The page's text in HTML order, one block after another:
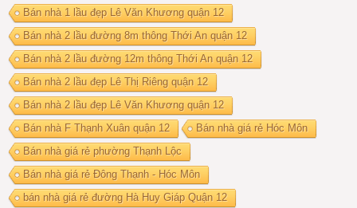
Bán nhà 1 lầu đẹp Lê Văn Khương quận 12
Bán nhà 2 lầu đường 8m thông Thới An quận 12
Bán nhà 2 lầu đường 12m thông Thới An quận 12
Bán nhà 2 lầu đẹp Lê Thị Riêng quận 12
Bán nhà 2 lầu đẹp Lê Văn Khương quận 12
Bán nhà F Thạnh Xuân quận 12
Bán nhà giá rẻ Hóc Môn
Bán nhà giá rẻ phường Thạnh Lộc
Bán nhà giá rẻ Đông Thạnh - Hóc Môn
bán nhà giá rẻ đường Hà Huy Giáp Quận 12